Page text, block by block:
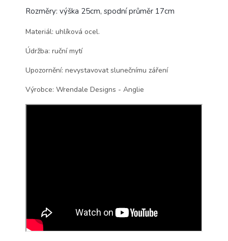
Rozměry: výška 25cm, spodní průměr 17cm
Materiál: uhlíková ocel.
Údržba: ruční mytí
Upozornění: nevystavovat slunečnímu záření
Výrobce: Wrendale Designs - Anglie